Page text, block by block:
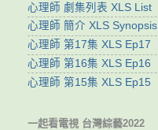
心理師 劇集列表 XLS List
心理師 簡介 XLS Synopsis
心理師 第17集 XLS Ep17
心理師 第16集 XLS Ep16
心理師 第15集 XLS Ep15
一起看電視 台灣綜藝2022